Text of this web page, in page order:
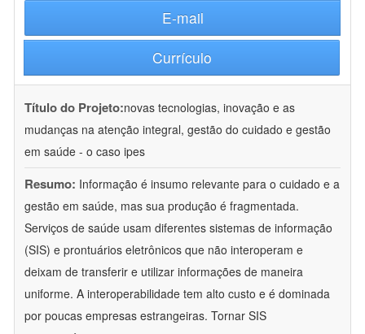
E-mail
Currículo
Título do Projeto:novas tecnologias, inovação e as
mudanças na atenção integral, gestão do cuidado e gestão
em saúde - o caso ipes
Resumo: Informação é insumo relevante para o cuidado e a
gestão em saúde, mas sua produção é fragmentada.
Serviços de saúde usam diferentes sistemas de informação
(SIS) e prontuários eletrônicos que não interoperam e
deixam de transferir e utilizar informações de maneira
uniforme. A interoperabilidade tem alto custo e é dominada
por poucas empresas estrangeiras. Tornar SIS